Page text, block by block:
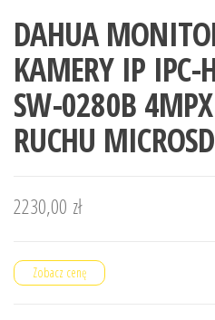
DAHUA
KAMERY IP
SW-0280B 4MPX
RUCHU
2230,00 zł
Zobacz cenę